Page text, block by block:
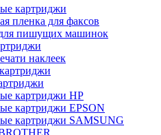
картриджи
пленка для факсов
пишущих машинок
наклеек
картриджи HP
картриджи EPSON
картриджи SAMSUNG